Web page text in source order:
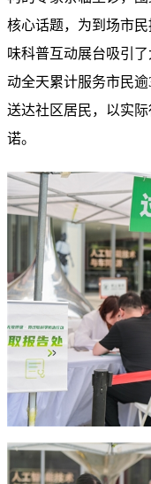
核心话题，为到场市
味科普互动展台吸引
动全天累计服务市民
送达社区居民，以实
诺。